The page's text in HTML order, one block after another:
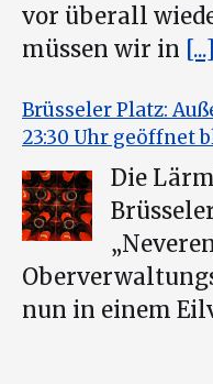
vor überall
müssen wir in [...]
Brüsseler Platz:
23:30 Uhr geöffnet
Die
nun in einem